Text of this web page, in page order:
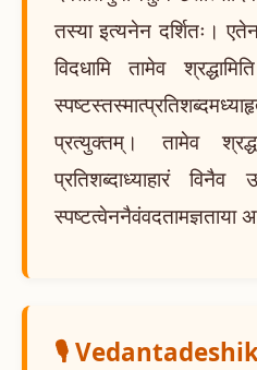
तस्या इत्यनेन दर्शितः।
विदधामि तामेव
प्रत्युक्तम्। तामेव
प्रतिशब्दाध्याहारं विनैव
स्पष्टत्वेननैवंवदतामज्ञताया
🎙️